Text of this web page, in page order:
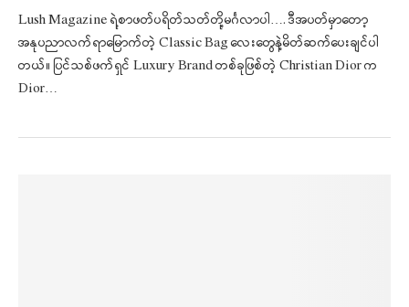
Lush Magazine ရဲ့စာဖတ်ပရိတ်သတ်တို့မင်္ဂလာပါ…. ဒီအပတ်မှာတော့
အနုပညာလက်ရာမြောက်တဲ့ Classic Bag လေးတွေနဲ့မိတ်ဆက်ပေးချင်ပါ
တယ်။ ပြင်သစ်ဖက်ရှင် Luxury Brand တစ်ခုဖြစ်တဲ့ Christian Dior က
Dior…